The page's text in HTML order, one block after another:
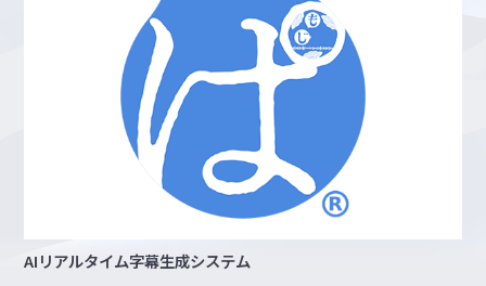
AIリアルタイム字幕生成システム